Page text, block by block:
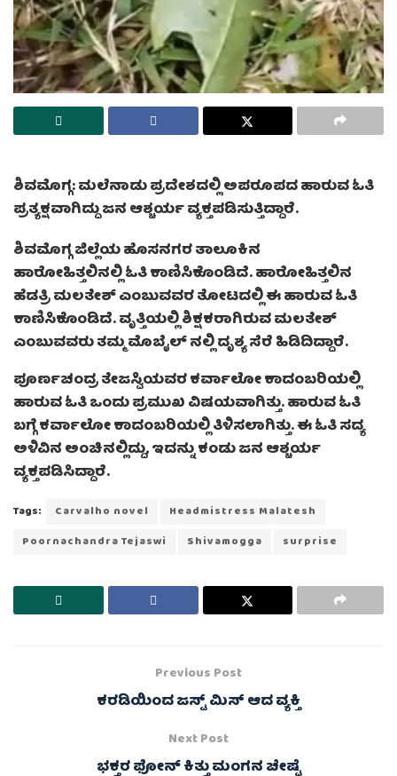
ಶಿವಮೊಗ್ಗ: ಮಲೆನಾಡು ಪ್ರದೇಶದಲ್ಲಿ ಅಪರೂಪದ ಹಾರುವ ಓತಿ
ಪ್ರತ್ಯಕ್ಷವಾಗಿದ್ದು ಜನ ಆಶ್ಚರ್ಯ ವ್ಯಕ್ತಪಡಿಸುತ್ತಿದ್ದಾರೆ.
ಶಿವಮೊಗ್ಗ ಜಿಲ್ಲೆಯ ಹೊಸನಗರ ತಾಲೂಕಿನ
ಹಾರೋಹಿತ್ತಲಿನಲ್ಲಿ ಓತಿ ಕಾಣಿಸಿಕೊಂಡಿದೆ. ಹಾರೋಹಿತ್ತಲಿನ
ಹೆಡತ್ರಿ ಮಲತೇಶ್ ಎಂಬುವವರ ತೋಟದಲ್ಲಿ ಈ ಹಾರುವ ಓತಿ
ಕಾಣಿಸಿಕೊಂಡಿದೆ. ವೃತ್ತಿಯಲ್ಲಿ ಶಿಕ್ಷಕರಾಗಿರುವ ಮಲತೇಶ್
ಎಂಬುವವರು ತಮ್ಮ ಮೊಬೈಲ್ ನಲ್ಲಿ ದೃಶ್ಯ ಸೆರೆ ಹಿಡಿದಿದ್ದಾರೆ.
ಪೂರ್ಣಚಂದ್ರ ತೇಜಸ್ವಿಯವರ ಕರ್ವಾಲೋ ಕಾದಂಬರಿಯಲ್ಲಿ
ಹಾರುವ ಓತಿ ಒಂದು ಪ್ರಮುಖ ವಿಷಯವಾಗಿತ್ತು. ಹಾರುವ ಓತಿ
ಬಗ್ಗೆ ಕರ್ವಾಲೋ ಕಾದಂಬರಿಯಲ್ಲಿ ತಿಳಿಸಲಾಗಿತ್ತು. ಈ ಓತಿ ಸದ್ಯ
ಅಳಿವಿನ ಅಂಚಿನಲ್ಲಿದ್ದು, ಇದನ್ನು ಕಂಡು ಜನ ಆಶ್ಚರ್ಯ
ವ್ಯಕ್ತಪಡಿಸಿದ್ದಾರೆ.
Tags: Carvalho novel
Headmistress Malatesh
Poornachandra Tejaswi
Shivamogga surprise
Previous Post
ಕರಡಿಯಿಂದ ಜಸ್ಟ್ ಮಿಸ್ ಆದ ವ್ಯಕ್ತಿ
Next Post
ಭಕ್ತರ ಫೋನ್ ಕಿತ್ತು ಮಂಗನ ಚೇಷ್ಟೆ